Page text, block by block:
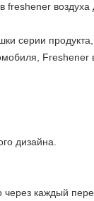
серии
дизайна.
через каждый